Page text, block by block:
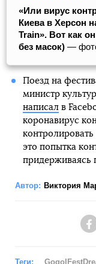
«Или вирус
Киева в Херсон
Train». Вот как
без масок) ―
Поезд на
министр
написалв
коронавирус
это попытка
придерживаясь
Автор: Виктория
Теги: